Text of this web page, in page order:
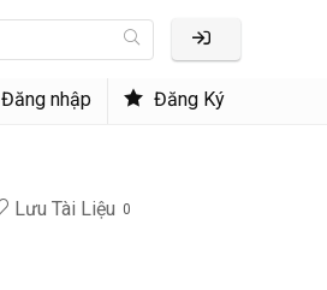
Đăng nhập Đăng Ký
Lưu Tài Liệu 0